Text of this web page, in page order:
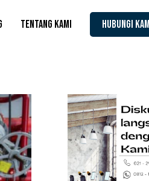
TENTANG KAMI HUBUNGI KAMI